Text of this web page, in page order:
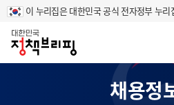
이 누리집은 대한민국 공식 전자정부 누리
홈
채용정